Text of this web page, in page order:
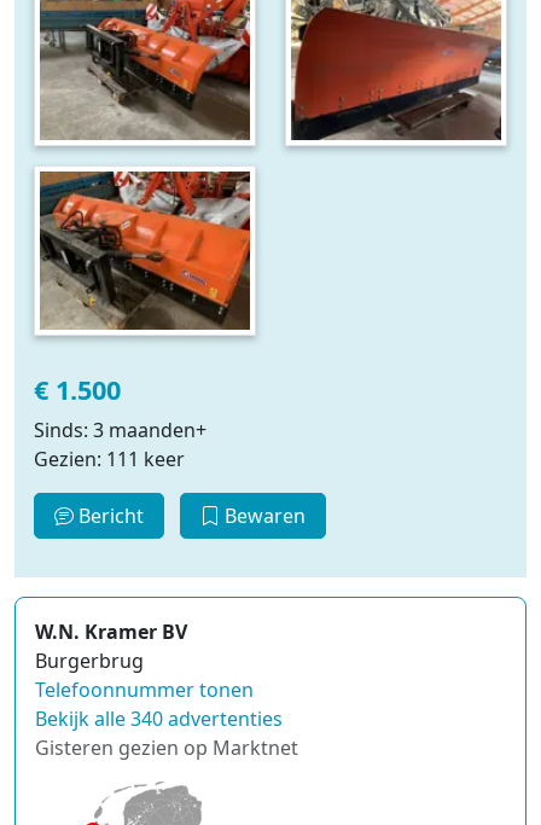
€ 1.500
Sinds: 3 maanden+
Gezien: 111 keer
Bericht Bewaren
W.N. Kramer BV
Burgerbrug
Telefoonnummer tonen
Bekijk alle 340 advertenties
Gisteren gezien op Marktnet